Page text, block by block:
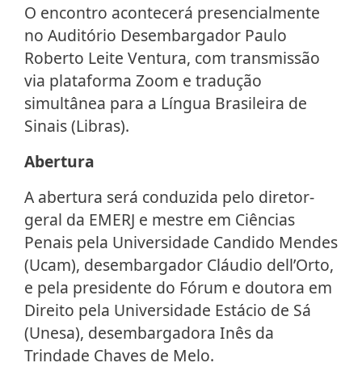
O encontro acontecerá presencialmente
no Auditório Desembargador Paulo
Roberto Leite Ventura, com transmissão
via plataforma Zoom e tradução
simultânea para a Língua Brasileira de
Sinais (Libras).
Abertura
A abertura será conduzida pelo diretor-
geral da EMERJ e mestre em Ciências
Penais pela Universidade Candido Mendes
(Ucam), desembargador Cláudio dell’Orto,
e pela presidente do Fórum e doutora em
Direito pela Universidade Estácio de Sá
(Unesa), desembargadora Inês da
Trindade Chaves de Melo.